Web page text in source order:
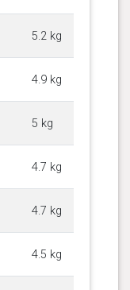
5.2 kg
4.9 kg
5 kg
4.7 kg
4.7 kg
4.5 kg